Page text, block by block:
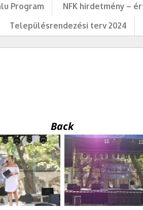
Program NFK hirdetmény –
Településrendezési terv 2024
Back